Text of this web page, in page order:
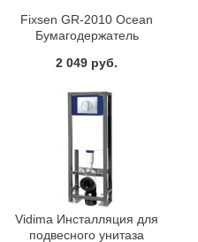
Fixsen GR-2010 Ocean
Бумагодержатель
2 049 руб.
Vidima Инсталляция для
подвесного унитаза